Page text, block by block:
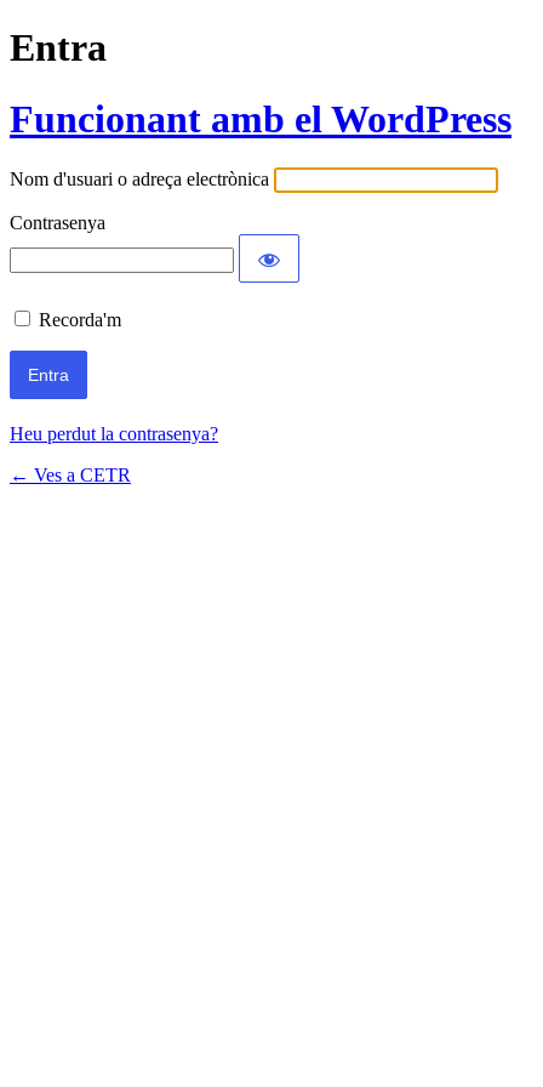
Entra
Funcionant amb el WordPress
Nom d'usuari o adreça electrònica
Contrasenya
Recorda'm
Heu perdut la contrasenya?
← Ves a CETR